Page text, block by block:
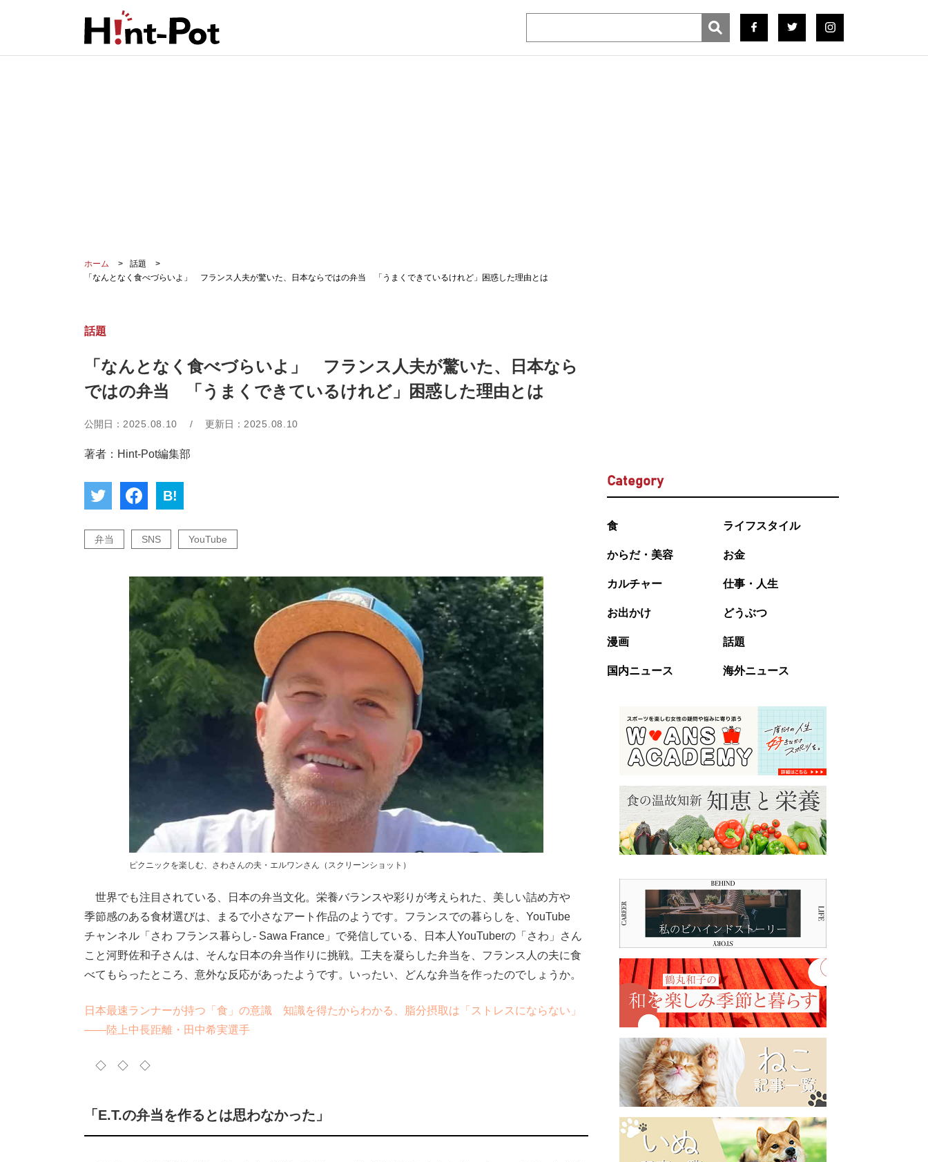
ホーム
話題
「なんとなく食べづらいよ」 フランス人夫が驚いた、日本ならではの弁当 「うまくできているけれど」困惑した理由とは
話題
「なんとなく食べづらいよ」 フランス人夫が驚いた、日本なら
ではの弁当 「うまくできているけれど」困惑した理由とは
公開日： 2025.08.10 / 更新日： 2025.08.10
著者：Hint-Pot編集部
B!
弁当 SNS YouTube
ピクニックを楽しむ、さわさんの夫・エルワンさん（スクリーンショット）
世界でも注目されている、日本の弁当文化。栄養バランスや彩りが考えられた、美しい詰め方や
季節感のある食材選びは、まるで小さなアート作品のようです。フランスでの暮らしを、YouTube
チャンネル「さわ フランス暮らし- Sawa France」で発信している、日本人YouTuberの「さわ」さん
こと河野佐和子さんは、そんな日本の弁当作りに挑戦。工夫を凝らした弁当を、フランス人の夫に食
べてもらったところ、意外な反応があったようです。いったい、どんな弁当を作ったのでしょうか。
日本最速ランナーが持つ「食」の意識 知識を得たからわかる、脂分摂取は「ストレスにならない」
――陸上中長距離・田中希実選手
◇ ◇ ◇
「E.T.の弁当を作るとは思わなかった」
Category
食 ライフスタイル
からだ・美容 お金
カルチャー 仕事・人生
お出かけ どうぶつ
漫画 話題
国内ニュース 海外ニュース